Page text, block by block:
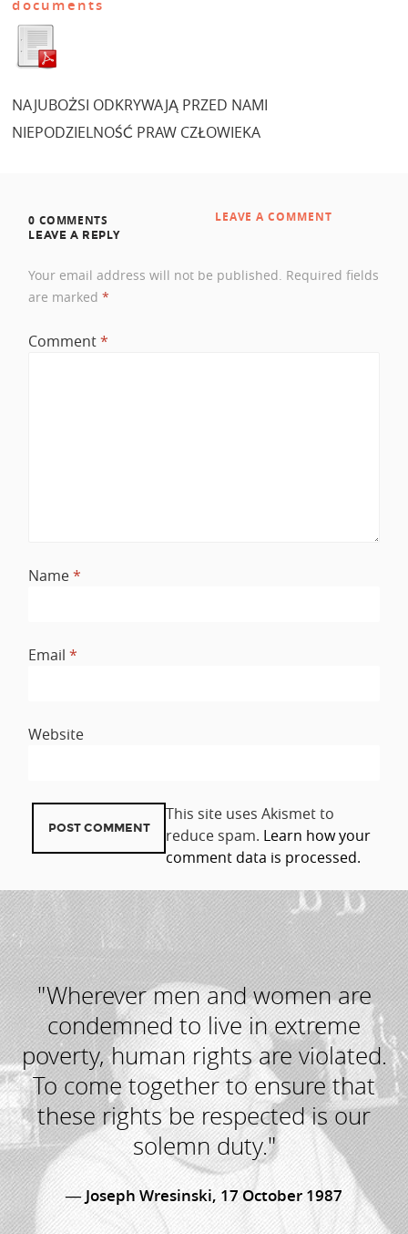
documents
NAJUBOŻSI ODKRYWAJĄ PRZED NAMI
NIEPODZIELNOŚĆ PRAW CZŁOWIEKA
0 COMMENTS LEAVE A COMMENT
LEAVE A REPLY
Your email address will not be published. Required fields
are marked*
Comment*
Name*
Email*
Website
This site uses Akismet to
reduce spam. Learn how your
comment data is processed.
"Wherever men and women are
condemned to live in extreme
poverty, human rights are violated.
To come together to ensure that
these rights be respected is our
solemn duty."
Joseph Wresinski, 17 October 1987